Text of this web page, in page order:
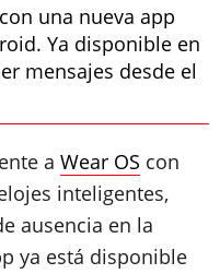
una nueva app
Ya disponible en
mensajes desde el
a Wear OS con
inteligentes,
ausencia en la
ya está disponible